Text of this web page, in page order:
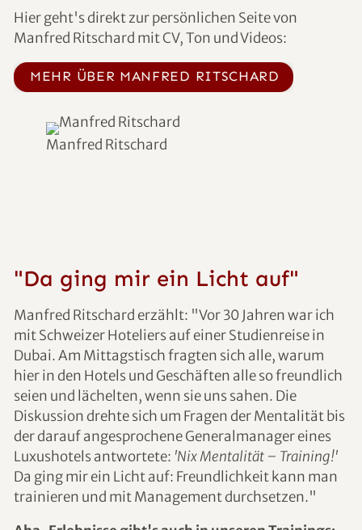
Hier geht's direkt zur persönlichen Seite von
Manfred Ritschard mit CV, Ton und Videos:
MEHR ÜBER MANFRED RITSCHARD
Manfred Ritschard
"Da ging mir ein Licht auf"
Manfred Ritschard erzählt: "Vor 30 Jahren war ich
mit Schweizer Hoteliers auf einer Studienreise in
Dubai. Am Mittagstisch fragten sich alle, warum
hier in den Hotels und Geschäften alle so freundlich
seien und lächelten, wenn sie uns sahen. Die
Diskussion drehte sich um Fragen der Mentalität bis
der darauf angesprochene Generalmanager eines
Luxushotels antwortete: 'Nix Mentalität – Training!'
Da ging mir ein Licht auf: Freundlichkeit kann man
trainieren und mit Management durchsetzen."